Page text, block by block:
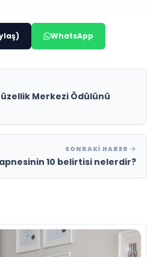
WhatsApp
Merkezi Ödülünü
SONRAKI HABER
10 belirtisi nelerdir?